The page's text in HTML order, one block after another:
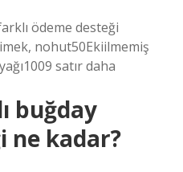
ödeme desteği
nohut50Ekiilmemiş
satır daha
buğday
ne kadar?